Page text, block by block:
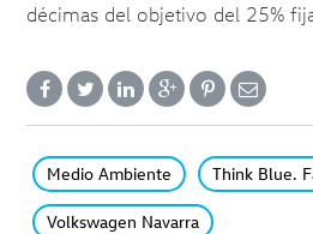
décimas del objetivo del 25%
Medio Ambiente Think Blue.
Volkswagen Navarra